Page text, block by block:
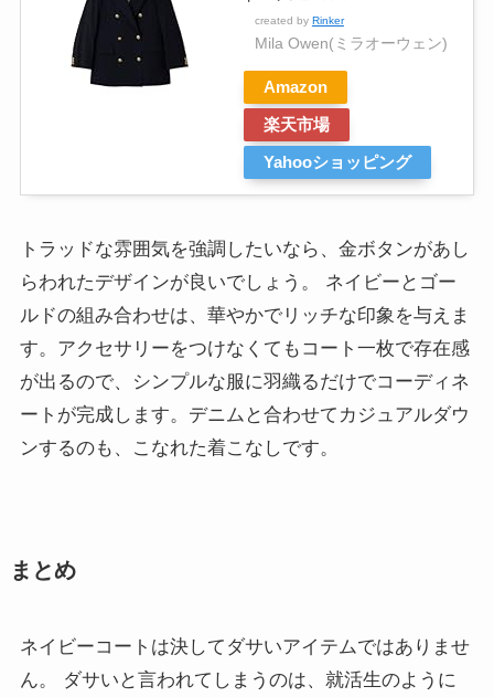
created by Rinker
Mila Owen(ミラオーウェン)
Amazon
楽天市場
Yahooショッピング
トラッドな雰囲気を強調したいなら、金ボタンがあし
らわれたデザインが良いでしょう。 ネイビーとゴー
ルドの組み合わせは、華やかでリッチな印象を与えま
す。アクセサリーをつけなくてもコート一枚で存在感
が出るので、シンプルな服に羽織るだけでコーディネ
ートが完成します。デニムと合わせてカジュアルダウ
ンするのも、こなれた着こなしです。
まとめ
ネイビーコートは決してダサいアイテムではありませ
ん。 ダサいと言われてしまうのは、就活生のように